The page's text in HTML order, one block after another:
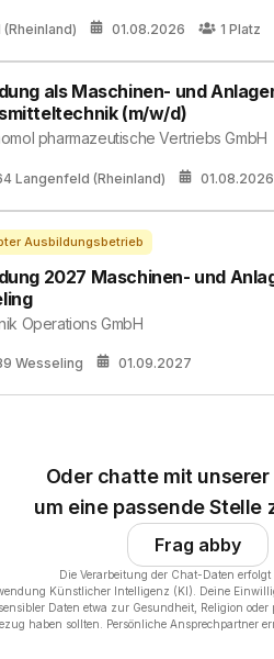
(Rheinland) 01.08.2026 1 Platz
als Maschinen- und
(m/w/d)
pharmazeutische Vertriebs GmbH
Langenfeld (Rheinland) 01.08.2026
2027 Maschinen- und
Operations GmbH
Wesseling 01.09.2027
Ausbildungsbetrieb
Oder chatte mit unserer
um eine passende Stelle
Frag abby
Die Verarbeitung der Chat-Daten erfolgt
Künstlicher Intelligenz (KI). Deine
Daten etwa zur Gesundheit, Religion
haben sollten. Persönliche Ansprechpartner